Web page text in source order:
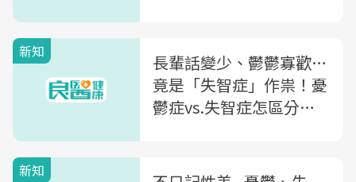
新知
長輩話變少、鬱鬱寡歡…
竟是「失智症」作祟！憂
鬱症vs.失智症怎區分？
新知